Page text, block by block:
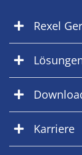
Rexel
Karriere